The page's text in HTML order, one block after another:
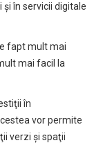
în servicii digitale
fapt mult mai
mai facil la
în
vor permite
verzi şi spaţii